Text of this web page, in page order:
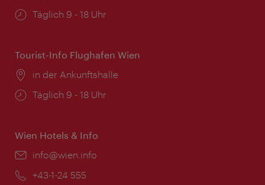
Öffnungszeiten:
Täglich 9 - 18 Uhr
Tourist-Info Flughafen Wien
Ort:
in der Ankunftshalle
Öffnungszeiten:
Täglich 9 - 18 Uhr
Wien Hotels & Info
Email:
info@wien.info
Telefon:
+43-1-24 555